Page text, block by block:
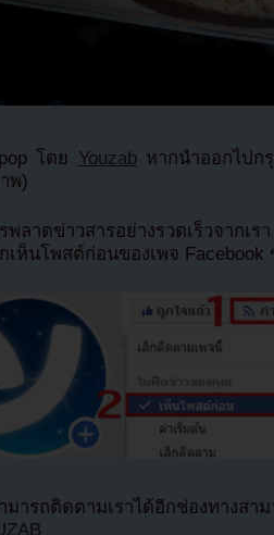
โดย Youzabหากนำออกไปก
พ)
พลาดข่าวสารอย่างรวดเร็วจาก
เห็นโพสต์ก่อนของเพจ Facebook
ารถติดตามเราได้อีกช่องทางส